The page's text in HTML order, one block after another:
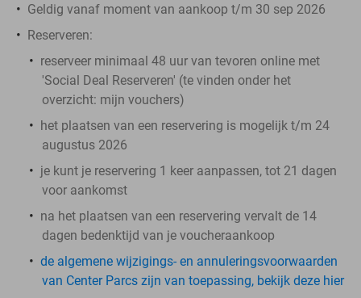
Geldig vanaf moment van aankoop t/m 30 sep 2026
Reserveren:
reserveer minimaal 48 uur van tevoren online met
'Social Deal Reserveren' (te vinden onder het
overzicht: mijn vouchers)
het plaatsen van een reservering is mogelijk t/m 24
augustus 2026
je kunt je reservering 1 keer aanpassen, tot 21 dagen
voor aankomst
na het plaatsen van een reservering vervalt de 14
dagen bedenktijd van je voucheraankoop
de algemene wijzigings- en annuleringsvoorwaarden
van Center Parcs zijn van toepassing, bekijk deze hier